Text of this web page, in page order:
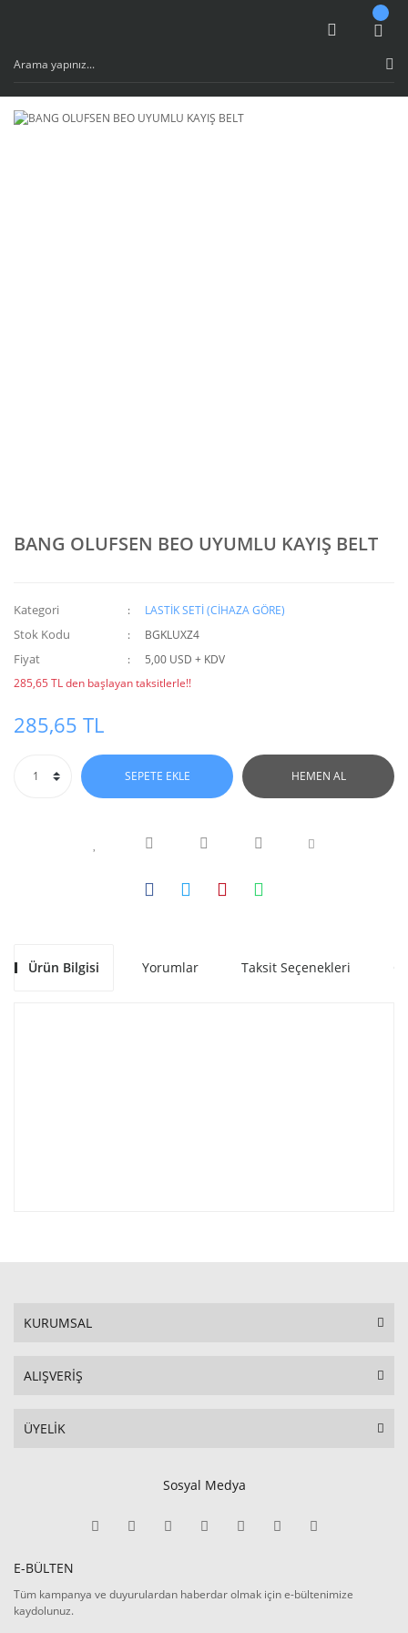
BANG OLUFSEN BEO UYUMLU KAYIŞ BELT
Kategori LASTİK SETİ (CİHAZA GÖRE)
Stok Kodu BGKLUXZ4
Fiyat
5,00 USD + KDV
285,65 TL den başlayan taksitlerle!!
285,65 TL
SEPETE EKLE HEMEN AL
Ürün Bilgisi Yorumlar Taksit Seçenekleri
KURUMSAL
ALIŞVERİŞ
ÜYELİK
Sosyal Medya
E-BÜLTEN
Tüm kampanya ve duyurulardan haberdar olmak için e-bültenimize
kaydolunuz.